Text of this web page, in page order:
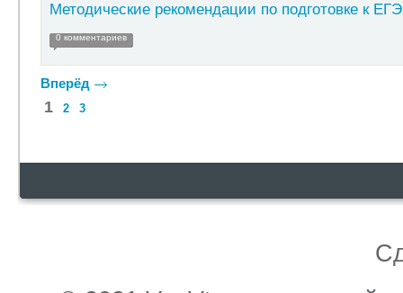
Методические рекомендации по подготовке к
0 комментариев
Вперёд
1 2 3